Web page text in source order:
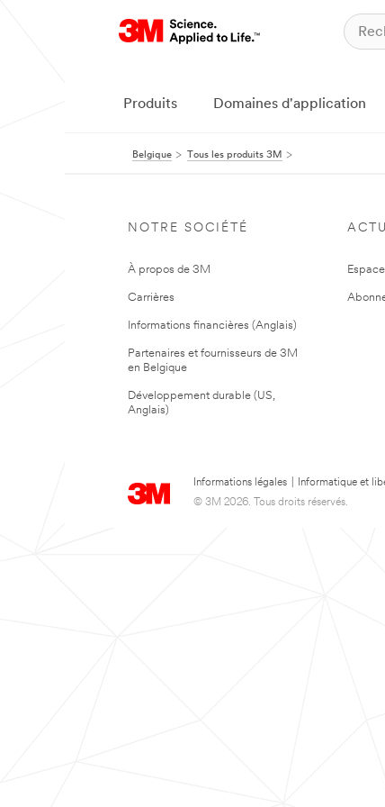
Produits Domaines d'application
Belgique Tous les produits 3M
NOTRE SOCIÉTÉ
À propos de 3M
Carrières
Informations financières (Anglais)
Partenaires et fournisseurs de 3M
en Belgique
Développement durable (US,
Anglais)
Informations légales Informatique et
© 3M 2026. Tous droits réservés.